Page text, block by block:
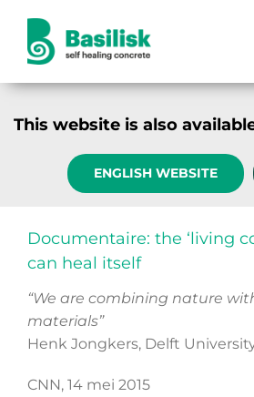
inhoud
Producten
Voordelen
Over ons
This website is also
ENGLISH WEBSITE
Documentaire: the ‘living
can heal itself
“We are combining nature
materials”
Henk Jongkers, Delft
CNN, 14 mei 2015